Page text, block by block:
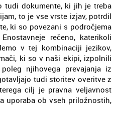
tudi dokumente, ki jih je treba
to je vse vrste izjav, potrdil
ki so povezani s področjema
rečeno, katerikoli
v tej kombinaciji jezikov,
ki so v naši ekipi, izpolnili
njihovega prevajanja iz
tudi storitev overitve z
cilj je pravna veljavnost
uporaba ob vseh priložnostih,